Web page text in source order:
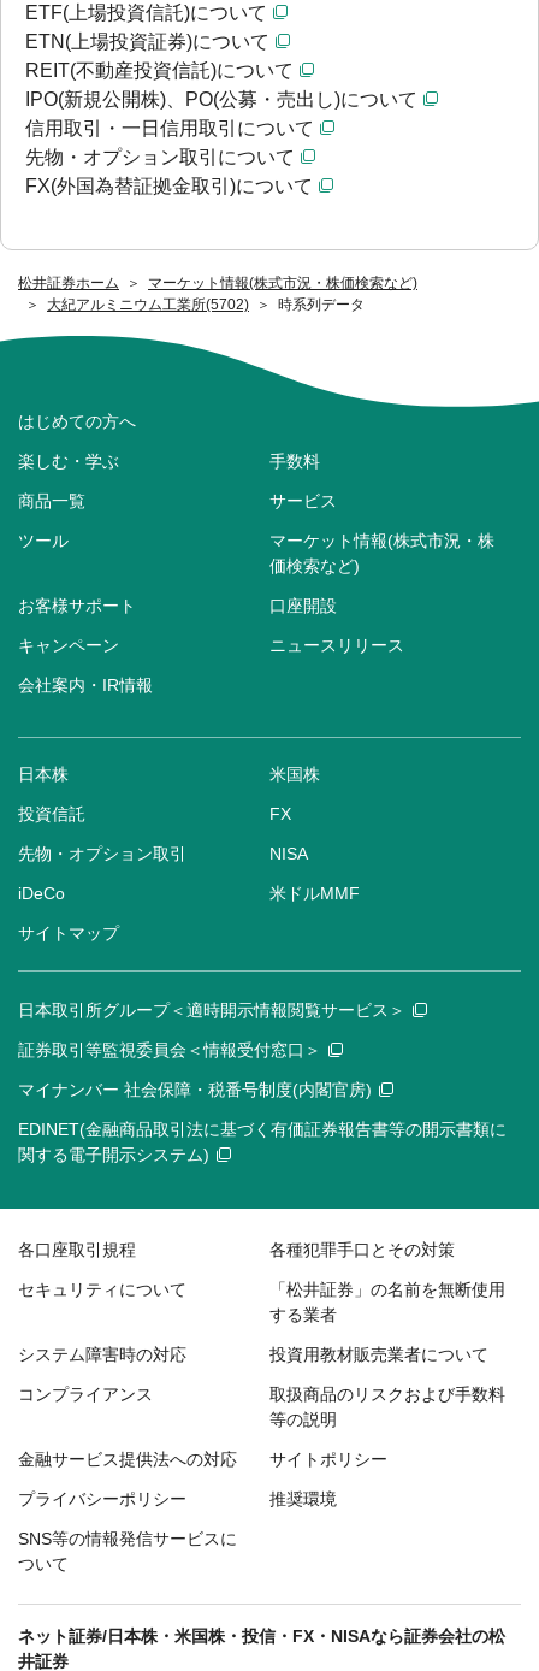
松井証券ホーム
マーケット情報(株式市況・株価検索など)
大紀アルミニウム工業所(5702)
時系列データ
ETF(上場投資信託)について
ETN(上場投資証券)について
REIT(不動産投資信託)について
IPO(新規公開株)、PO(公募・売出し)について
信用取引・一日信用取引について
先物・オプション取引について
FX(外国為替証拠金取引)について
はじめての方へ
楽しむ・学ぶ 手数料
商品一覧 サービス
ツール
マーケット情報(株式市況・株
価検索など)
お客様サポート 口座開設
キャンペーン ニュースリリース
会社案内・IR情報
日本株 米国株
投資信託 FX
先物・オプション取引 NISA
iDeCo 米ドルMMF
サイトマップ
日本取引所グループ＜適時開示情報閲覧サービス＞
証券取引等監視委員会＜情報受付窓口＞
マイナンバー 社会保障・税番号制度(内閣官房)
EDINET(金融商品取引法に基づく有価証券報告書等の開示書類に
関する電子開示システム)
各口座取引規程 各種犯罪手口とその対策
セキュリティについて
「松井証券」の名前を無断使用
する業者
システム障害時の対応 投資用教材販売業者について
コンプライアンス
取扱商品のリスクおよび手数料
等の説明
金融サービス提供法への対応 サイトポリシー
プライバシーポリシー 推奨環境
SNS等の情報発信サービスに
ついて
ネット証券/日本株・米国株・投信・FX・NISAなら証券会社の松
井証券